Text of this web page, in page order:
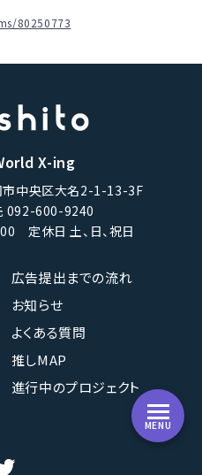
80250773
X-ing
中央区大名2-1-13-3F
092-600-9240
定休日 土、日、祝日
MENU
広告提出までの流れ
お知らせ
よくある質問
推しMAP
進行中のプロジェクト